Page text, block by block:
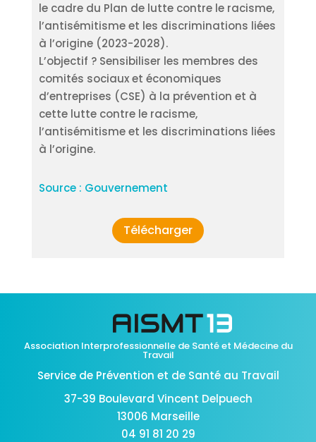
le cadre du Plan de lutte contre le racisme,
l’antisémitisme et les discriminations liées
à l’origine (2023-2028).
L’objectif ? Sensibiliser les membres des
comités sociaux et économiques
d’entreprises (CSE) à la prévention et à
cette lutte contre le racisme,
l’antisémitisme et les discriminations liées
à l’origine.
Source : Gouvernement
Télécharger
Association Interprofessionnelle de Santé et Médecine du
Travail
Service de Prévention et de Santé au Travail
37-39 Boulevard Vincent Delpuech
13006 Marseille
04 91 81 20 29